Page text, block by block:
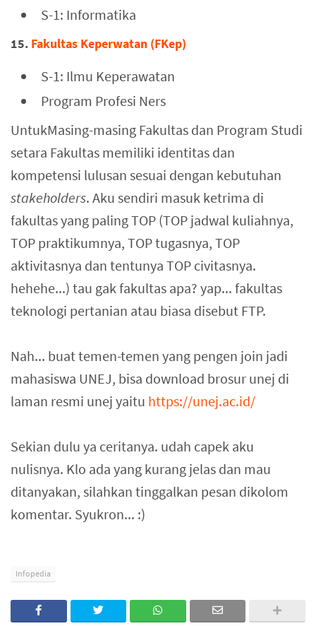
S-1: Informatika
15. Fakultas Keperwatan (FKep)
S-1: Ilmu Keperawatan
Program Profesi Ners
UntukMasing-masing Fakultas dan Program Studi
setara Fakultas memiliki identitas dan
kompetensi lulusan sesuai dengan kebutuhan
stakeholders. Aku sendiri masuk ketrima di
fakultas yang paling TOP (TOP jadwal kuliahnya,
TOP praktikumnya, TOP tugasnya, TOP
aktivitasnya dan tentunya TOP civitasnya.
hehehe...) tau gak fakultas apa? yap... fakultas
teknologi pertanian atau biasa disebut FTP.
Nah... buat temen-temen yang pengen join jadi
mahasiswa UNEJ, bisa download brosur unej di
laman resmi unej yaitu https://unej.ac.id/
Sekian dulu ya ceritanya. udah capek aku
nulisnya. Klo ada yang kurang jelas dan mau
ditanyakan, silahkan tinggalkan pesan dikolom
komentar. Syukron... :)
Infopedia